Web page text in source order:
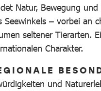
Natur, Bewegung
– vorbei an
seltener Tierarten.
Charakter.
und